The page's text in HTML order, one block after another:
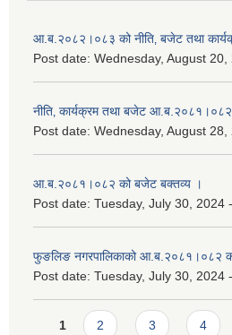
आ.ब.२०८२।०८३ को नीति‚ बजेट तथा
Post date: Wednesday, August
नीति‚ कार्यक्रम तथा बजेट आ.ब.२०८१।०८२
Post date: Wednesday, August
आ.ब.२०८१।०८२ को बजेट बक्तव्य ।
Post date: Tuesday, July 30, 2024
फुङलिङ नगरपालिकाको आ.ब.२०८१।०८२ को
Post date: Tuesday, July 30, 2024
Pages
1 2 3 4